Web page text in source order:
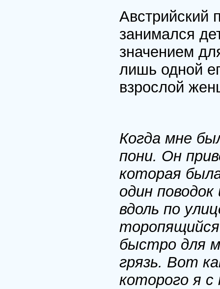
Австрийский
занимался
значением
лишь одной
взрослой
Когда мне
пони. Он
которая
один
вдоль по
быстро для
грязь. Вот
которого я